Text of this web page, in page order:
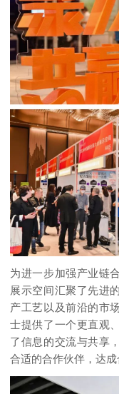
为进一步加强产业链
展示空间汇聚了先进
产工艺以及前沿的市
士提供了一个更直观
了信息的交流与共享
合适的合作伙伴，达成